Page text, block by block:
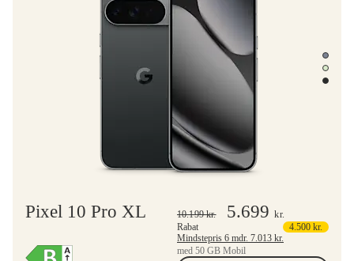
Pixel 10 Pro XL 10.199kr. 5.699kr.
Rabat
4.500 kr.
Mindstepris 6 mdr. 7.013 kr.
med 50 GB Mobil